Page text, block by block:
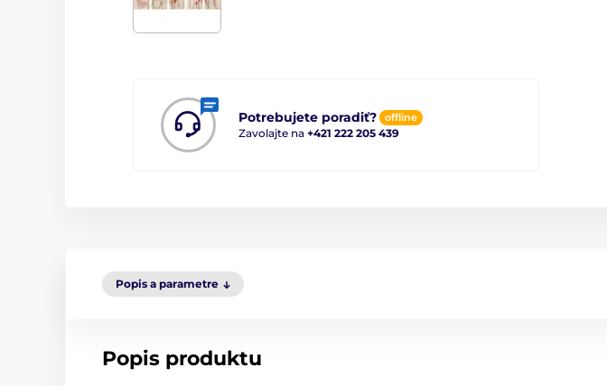
Potrebujete poradiť? offline
Zavolajte na +421 222 205 439
Popis a parametre
Popis produktu